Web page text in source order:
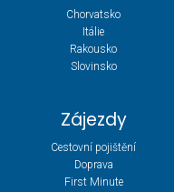
Chorvatsko
Itálie
Rakousko
Slovinsko
Zájezdy
Cestovní pojištění
Doprava
First Minute